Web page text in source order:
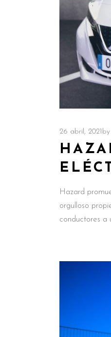
26 abril, 2021 by
Hazard
orgulloso
conductores a